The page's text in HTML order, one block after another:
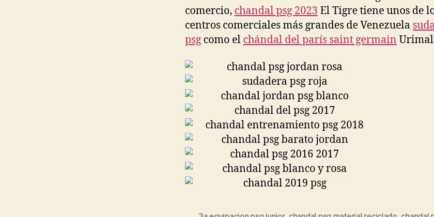
comercio, chandal psg 2023 El Tigre tiene unos de
centros comerciales más grandes de Venezuela
psg como el chándal del parís saint germain